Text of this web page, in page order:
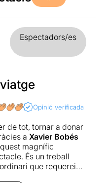
Espectadors/es
Opinió verificada
de tot, tornar a donar
a Xavier Bobés
magnífic
És un treball
que requereix